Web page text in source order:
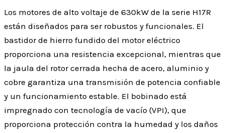
Los motores de alto voltaje de 630kW de la serie H17R
están diseñados para ser robustos y funcionales. El
bastidor de hierro fundido del motor eléctrico
proporciona una resistencia excepcional, mientras que
la jaula del rotor cerrada hecha de acero, aluminio y
cobre garantiza una transmisión de potencia confiable
y un funcionamiento estable. El bobinado está
impregnado con tecnología de vacío (VPI), que
proporciona protección contra la humedad y los daños